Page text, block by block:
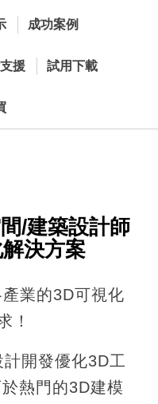
成功案例
援 試用下載
/建築設計師
決方案
業的3D可視化
！
開發優化3D工
熱門的3D建模